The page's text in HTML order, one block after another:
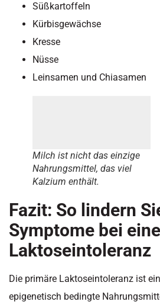
Süßkartoffeln
Kürbisgewächse
Kresse
Nüsse
Leinsamen und Chiasamen
Milch ist nicht das einzige
Nahrungsmittel, das viel
Kalzium enthält.
Fazit: So lindern
Symptome bei
Laktoseintoleranz
Die primäre Laktoseintoleranz ist
epigenetisch bedingte